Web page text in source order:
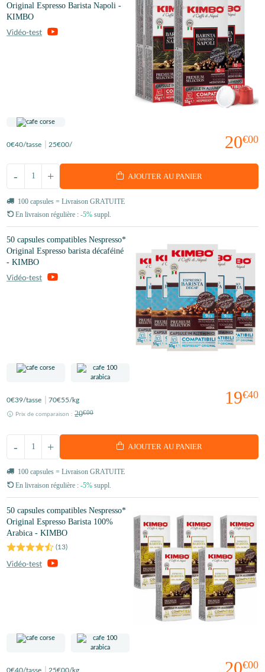
Original Espresso Barista Napoli -
KIMBO
20€00
0€40/tasse 25€00/
+
- AJOUTER AU PANIER
100 capsules = Livraison GRATUITE
En livraison régulière : -5% suppl.
50 capsules compatibles Nespresso*
Original Espresso barista décaféiné
- KIMBO
19€40
0€39/tasse 70€55/kg
Prix de comparaison : 20€00
+
- AJOUTER AU PANIER
100 capsules = Livraison GRATUITE
En livraison régulière : -5% suppl.
50 capsules compatibles Nespresso*
Original Espresso Barista 100%
Arabica - KIMBO
(13)
20€00
0€40/tasse 25€00/kg